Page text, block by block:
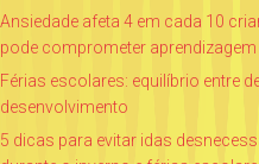
Ansiedade afeta 4 em cada 10
pode comprometer
Férias escolares: equilíbrio entre
desenvolvimento
5 dicas para evitar idas